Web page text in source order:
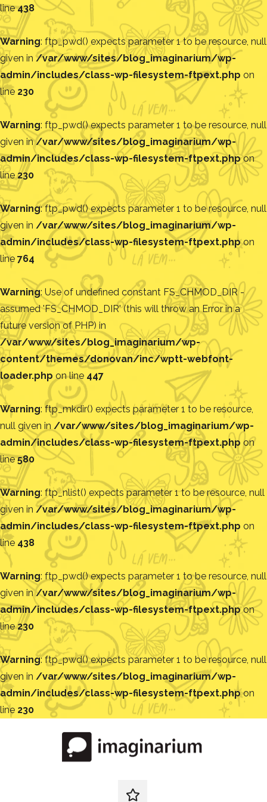
line438
Warning: ftp_pwd() expects parameter 1 to be resource, null
given in /var/www/sites/blog_imaginarium/wp-
admin/includes/class-wp-filesystem-ftpext.php on
line 230
Warning: ftp_pwd() expects parameter 1 to be resource, null
given in/var/www/sites/blog_imaginarium/wp-
admin/includes/class-wp-filesystem-ftpext.phpon
line230
Warning: ftp_pwd() expects parameter 1 to be resource, null
given in /var/www/sites/blog_imaginarium/wp-
admin/includes/class-wp-filesystem-ftpext.phpon
line 764
Warning: Use of undefined constant FS_CHMOD_DIR -
assumed 'FS_CHMOD_DIR' (this will throw an Error in a
future version of PHP) in
/var/www/sites/blog_imaginarium/wp-
content/themes/donovan/inc/wptt-webfont-
loader.php on line 447
Warning: ftp_mkdir() expects parameter 1 to be resource,
null given in /var/www/sites/blog_imaginarium/wp-
admin/includes/class-wp-filesystem-ftpext.php on
line580
Warning: ftp_nlist() expects parameter 1 to be resource, null
given in /var/www/sites/blog_imaginarium/wp-
admin/includes/class-wp-filesystem-ftpext.php on
line 438
Warning: ftp_pwd() expects parameter 1 to be resource, null
given in/var/www/sites/blog_imaginarium/wp-
admin/includes/class-wp-filesystem-ftpext.phpon
line230
Warning: ftp_pwd() expects parameter 1 to be resource, null
given in /var/www/sites/blog_imaginarium/wp-
admin/includes/class-wp-filesystem-ftpext.phpon
line 230
redes